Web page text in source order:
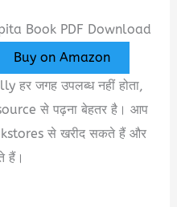
Book PDF Download
Buy on Amazon
हर जगह उपलब्ध नहीं होता,
से पढ़ना बेहतर है। आप
से खरीद सकते हैं और
हैं।